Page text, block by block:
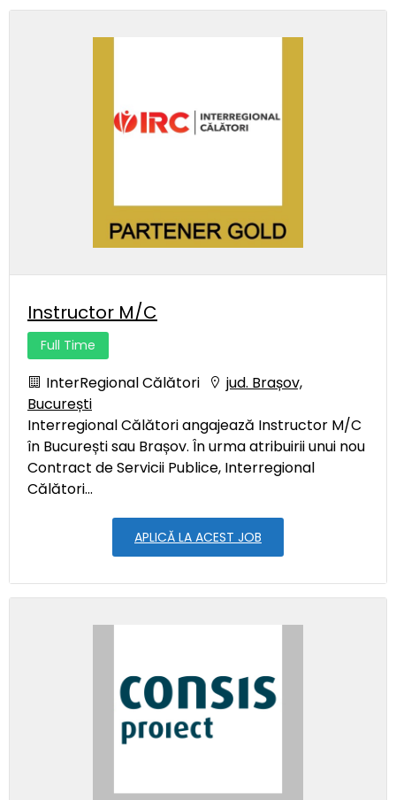
Instructor M/C
Full Time
InterRegional Călători
jud. Brașov,
București
Interregional Călători angajează Instructor M/C
în București sau Brașov. În urma atribuirii unui nou
Contract de Servicii Publice, Interregional
Călători...
APLICĂ LA ACEST JOB